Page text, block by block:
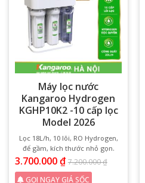
Máy lọc nước
Kangaroo Hydrogen
KGHP10K2 -10 cấp lọc
Model 2026
Lọc 18L/h, 10 lõi, RO Hydrogen,
để gầm, kích thước nhỏ gọn.
3.700.000₫ 7.200.000₫
GỌI NGAY GIÁ SỐC